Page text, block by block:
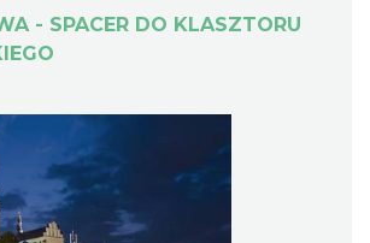
- SPACER DO KLASZTORU